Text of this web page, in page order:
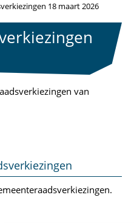
18 maart 2026
van